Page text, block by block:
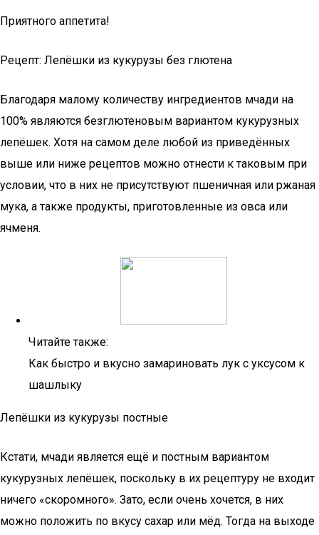
Приятного аппетита!
Рецепт: Лепёшки из кукурузы без глютена
Благодаря малому количеству ингредиентов мчади на
100% являются безглютеновым вариантом кукурузных
лепёшек. Хотя на самом деле любой из приведённых
выше или ниже рецептов можно отнести к таковым при
условии, что в них не присутствуют пшеничная или ржаная
мука, а также продукты, приготовленные из овса или
ячменя.
Читайте также:
Как быстро и вкусно замариновать лук с уксусом к
шашлыку
Лепёшки из кукурузы постные
Кстати, мчади является ещё и постным вариантом
кукурузных лепёшек, поскольку в их рецептуру не входит
ничего «скоромного». Зато, если очень хочется, в них
можно положить по вкусу сахар или мёд. Тогда на выходе